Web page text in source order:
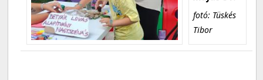
fotó: Tüskés
Tibor